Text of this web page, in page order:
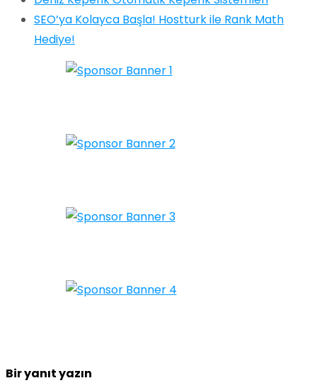
SEO’ya Kolayca Başla! Hostturk ile Rank Math
Hediye!
Bir yanıt yazın